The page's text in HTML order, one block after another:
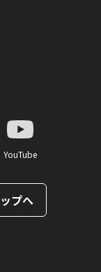
YouTube
プへ